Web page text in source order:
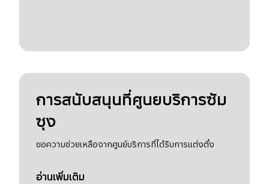
การสนับสนุนที่ศูนยบริการซัม
ซุง
ขอความช่วยเหลือจากศูนย์บริการที่ได้รับการแต่งตั้ง
อ่านเพิ่มเติม